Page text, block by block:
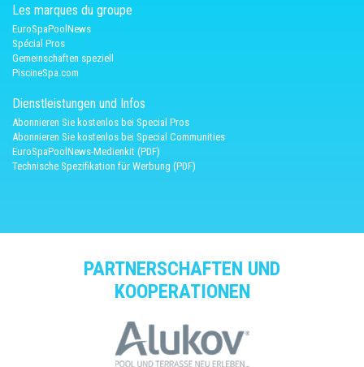
Les marques du groupe
EuroSpaPoolNews
Spécial Pros
Gemeinschaften speziell
PiscineSpa.com
Dienstleistungen und Infos
Abonnieren Sie kostenlos bei Special Pros
Abonnieren Sie kostenlos bei Special Communities
EuroSpaPoolNews-Medienkit (PDF)
Technische Spezifikation für Werbung (PDF)
PARTNERSCHAFTEN UND
KOOPERATIONEN